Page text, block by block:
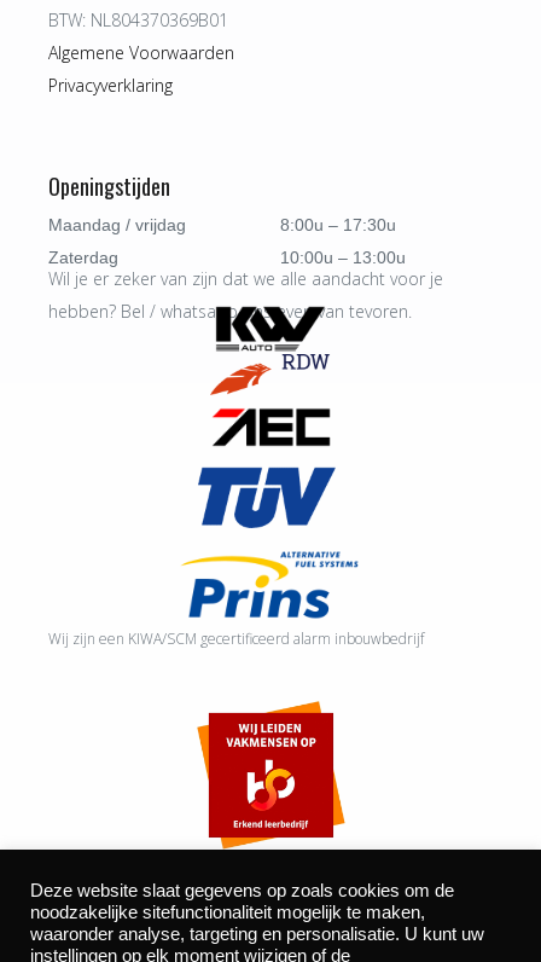
BTW: NL804370369B01
Algemene Voorwaarden
Privacyverklaring
Openingstijden
Maandag / vrijdag
8:00u – 17:30u
Zaterdag
10:00u – 13:00u
Wil je er zeker van zijn dat we alle aandacht voor je
hebben? Bel / whatsapp ons even van tevoren.
Wij zijn een KIWA/SCM gecertificeerd alarm inbouwbedrijf
©2026 Autocentrum Bijvelds BV. De Beeke 4, 5469 DW Erp
Deze website slaat gegevens op zoals cookies om de
noodzakelijke sitefunctionaliteit mogelijk te maken,
waaronder analyse, targeting en personalisatie. U kunt uw
instellingen op elk moment wijzigen of de